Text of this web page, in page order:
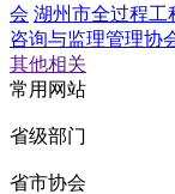
会 湖州市全过程工
咨询与监理管理协
其他相关
常用网站
省级部门
省市协会